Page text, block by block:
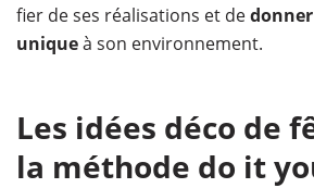
fier de ses réalisations et de
uniqueà son environnement.
Les idées déco de
la méthode do it